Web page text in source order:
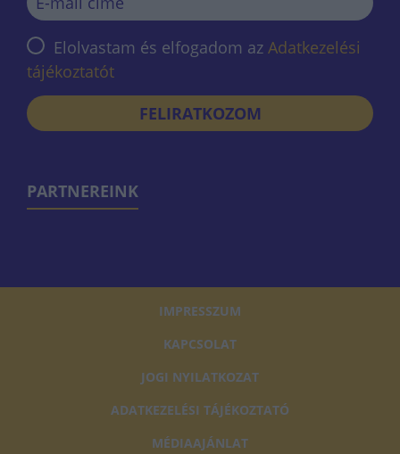
Elolvastam és elfogadom az Adatkezelési
tájékoztatót
FELIRATKOZOM
PARTNEREINK
IMPRESSZUM
KAPCSOLAT
JOGI NYILATKOZAT
ADATKEZELÉSI TÁJÉKOZTATÓ
MÉDIAAJÁNLAT